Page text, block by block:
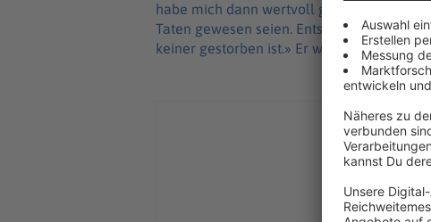
habe mich dann wertvoll gefühlt». Erst in
Taten gewesen seien. Entschuldigen
keiner gestorben ist.» Er wisse, dass er